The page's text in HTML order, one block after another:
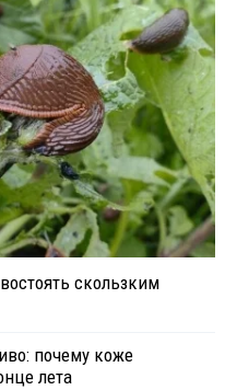
скользким
почему коже
лета